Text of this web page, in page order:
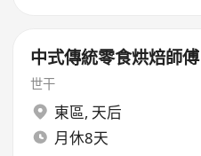
中式傳統零食烘焙師傅
世干
東區, 天后
月休8天